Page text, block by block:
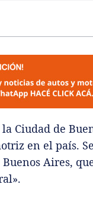
Ciudad de
en el país.
Aires,